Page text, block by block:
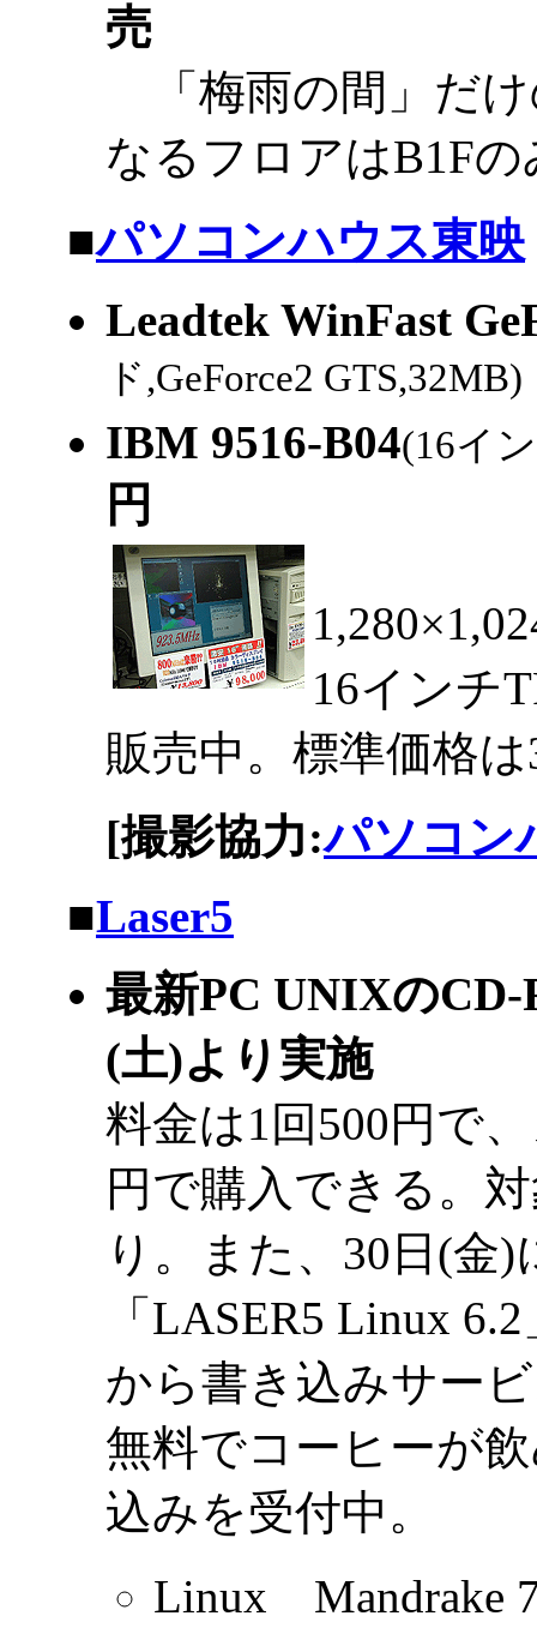
売
「梅雨の間」だ
なるフロアはB1Fの
■パソコンハウス東映
Leadtek WinFast
ド,GeForce2 GTS,32MB)
IBM 9516-B04(16イ
円
16インチ
販売中。標準価格
[撮影協力:パソコン
■Laser5
最新PC UNIXの
(土)より実施
料金は1回500円で
円で購入できる。
り。また、30日(金
「LASER5 Linux
から書き込みサー
無料でコーヒーが
込みを受付中。
Linux Mandrake